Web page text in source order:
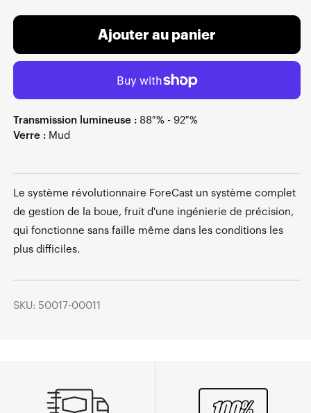
Ajouter au panier
Transmission lumineuse : 88 % - 92 %
Verre : Mud
Le système révolutionnaire ForeCast un système complet
de gestion de la boue, fruit d'une ingénierie de précision,
qui fonctionne sans faille même dans les conditions les
plus difficiles.
SKU: 50017-00011